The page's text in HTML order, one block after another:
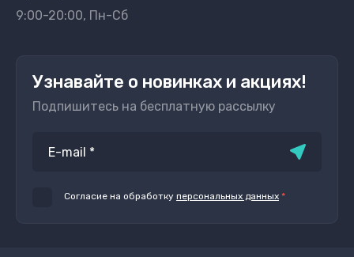
9:00-20:00, Пн-Сб
Узнавайте о новинках и акциях!
Подпишитесь на бесплатную рассылку
Согласие на обработку персональных данных *